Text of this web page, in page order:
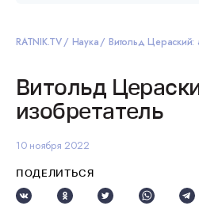
RATNIK.TV Наука Витольд Цераский:
Витольд
изобретатель
10 ноября 2022
ПОДЕЛИТЬСЯ